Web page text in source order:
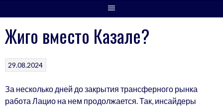
Жиго вместо Казале?
29.08.2024
За несколько дней до закрытия трансферного рынка
работа Лацио на нем продолжается. Так, инсайдеры